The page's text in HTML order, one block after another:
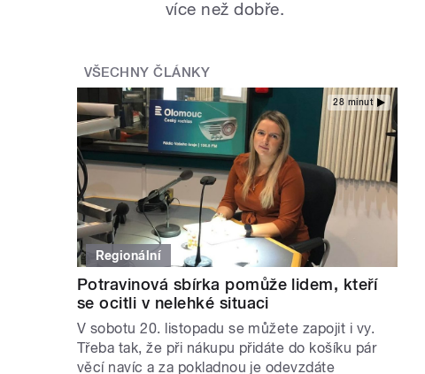
více než dobře.
VŠECHNY ČLÁNKY
28 minut
Regionální
Potravinová sbírka pomůže lidem, kteří
se ocitli v nelehké situaci
V sobotu 20. listopadu se můžete zapojit i vy.
Třeba tak, že při nákupu přidáte do košíku pár
věcí navíc a za pokladnou je odevzdáte